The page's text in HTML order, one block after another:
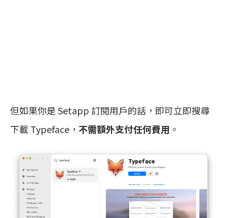
但如果你是 Setapp 訂閱用戶的話，即可立即搜尋
下載 Typeface， 不需額外支付任何費用 。